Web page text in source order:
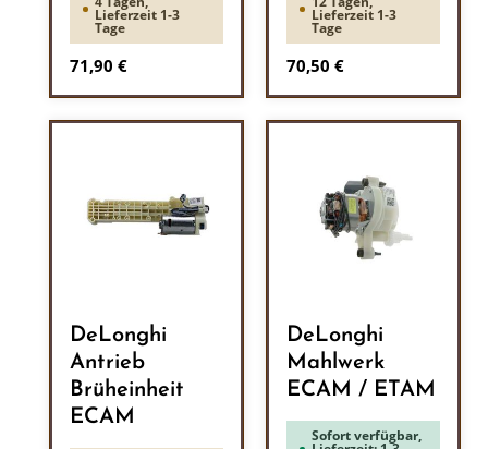
Lieferzeit 1-3
Tage
Regulärer Preis:
71,90 €
Lieferzeit 1-3
Tage
Regulärer Preis:
70,50 €
DeLonghi
Antrieb
Brüheinheit
ECAM
DeLonghi
Mahlwerk
ECAM / ETAM
Sofort verfügbar,